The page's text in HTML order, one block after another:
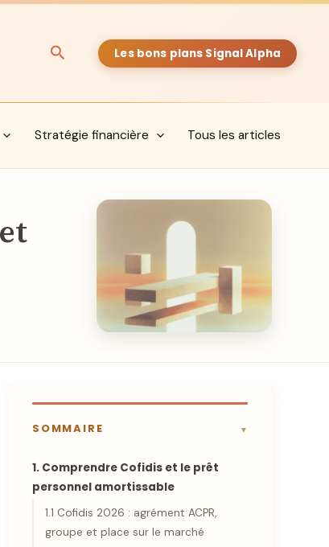
RechercherLes bons plans Signal Alpha
Stratégie financière Tous les articles
SOMMAIRE
1. Comprendre Cofidis et le prêt
personnel amortissable
1.1 Cofidis 2026 : agrément ACPR,
groupe et place sur le marché